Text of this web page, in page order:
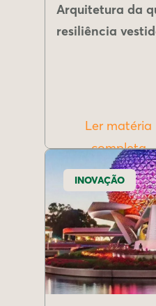
Arquitetura da
resiliência
Ler matéria
completa
INOVAÇÃO